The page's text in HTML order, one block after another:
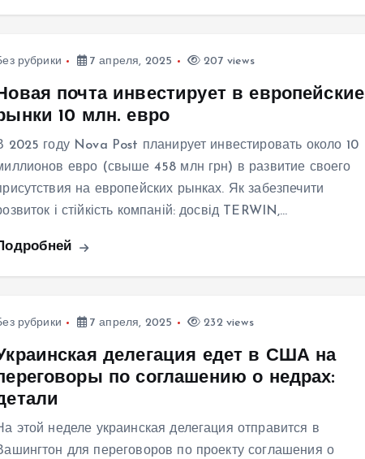
рубрики 7 апреля, 2025 207 views
почта инвестирует в европейские
10 млн. евро
2025 году Nova Post планирует инвестировать около 10
евро (свыше 458 млн грн) в развитие своего
на европейских рынках. Як забезпечити
і стійкість компаній: досвід TERWIN,…
рубрики 7 апреля, 2025 232 views
делегация едет в США на
по соглашению о недрах:
этой неделе украинская делегация отправится в
для переговоров по проекту соглашения о